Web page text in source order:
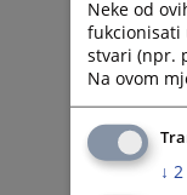
Neke od
fukcionisati
stvari (npr.
Na ovom
↓ 2